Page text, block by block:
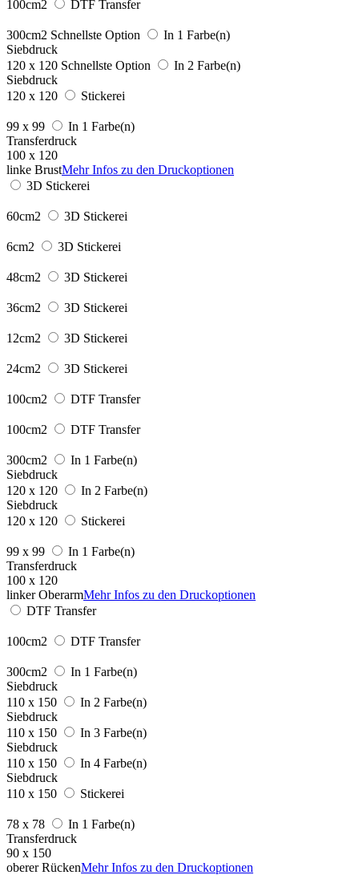
100cm2 DTF Transfer
300cm2 Schnellste Option
In 1 Farbe(n)
Siebdruck
120 x 120 Schnellste Option
In 2 Farbe(n)
Siebdruck
120 x 120
Stickerei
99 x 99
In 1 Farbe(n)
Transferdruck
100 x 120
linke BrustMehr Infos zu den Druckoptionen
3D Stickerei
60cm2 3D Stickerei
6cm2 3D Stickerei
48cm2 3D Stickerei
36cm2 3D Stickerei
12cm2 3D Stickerei
24cm2 3D Stickerei
100cm2 DTF Transfer
100cm2 DTF Transfer
300cm2
In 1 Farbe(n)
Siebdruck
120 x 120
In 2 Farbe(n)
Siebdruck
120 x 120
Stickerei
99 x 99
In 1 Farbe(n)
Transferdruck
100 x 120
linker OberarmMehr Infos zu den Druckoptionen
DTF Transfer
100cm2 DTF Transfer
300cm2
In 1 Farbe(n)
Siebdruck
110 x 150
In 2 Farbe(n)
Siebdruck
110 x 150
In 3 Farbe(n)
Siebdruck
110 x 150
In 4 Farbe(n)
Siebdruck
110 x 150
Stickerei
78 x 78
In 1 Farbe(n)
Transferdruck
90 x 150
oberer RückenMehr Infos zu den Druckoptionen